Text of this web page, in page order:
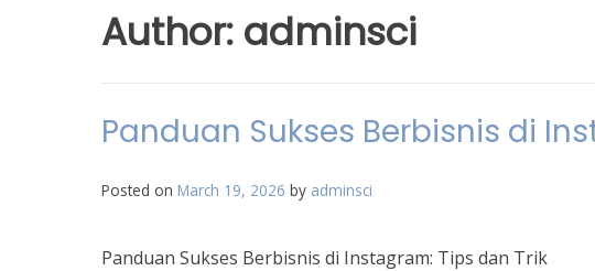
Author: adminsci
Panduan Sukses Berbisnis di
Posted on March 19, 2026 by adminsci
Panduan Sukses Berbisnis di Instagram: Tips dan Trik